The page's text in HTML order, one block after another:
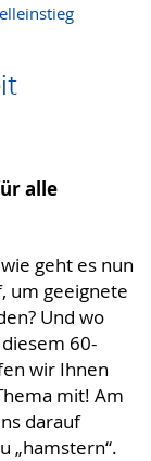
alle
geht es nun
um geeignete
Und wo
60-
wir Ihnen
mit! Am
darauf
„hamstern“.